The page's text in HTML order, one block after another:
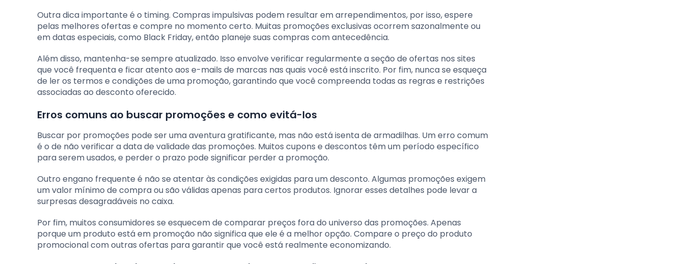
Outra dica importante é o timing. Compras impulsivas podem resultar em arrependimentos, por isso, espere
pelas melhores ofertas e compre no momento certo. Muitas promoções exclusivas ocorrem sazonalmente ou
em datas especiais, como Black Friday, então planeje suas compras com antecedência.
Além disso, mantenha-se sempre atualizado. Isso envolve verificar regularmente a seção de ofertas nos sites
que você frequenta e ficar atento aos e-mails de marcas nas quais você está inscrito. Por fim, nunca se esqueça
de ler os termos e condições de uma promoção, garantindo que você compreenda todas as regras e restrições
associadas ao desconto oferecido.
Erros comuns ao buscar promoções e como evitá-los
Buscar por promoções pode ser uma aventura gratificante, mas não está isenta de armadilhas. Um erro comum
é o de não verificar a data de validade das promoções. Muitos cupons e descontos têm um período específico
para serem usados, e perder o prazo pode significar perder a promoção.
Outro engano frequente é não se atentar às condições exigidas para um desconto. Algumas promoções exigem
um valor mínimo de compra ou são válidas apenas para certos produtos. Ignorar esses detalhes pode levar a
surpresas desagradáveis no caixa.
Por fim, muitos consumidores se esquecem de comparar preços fora do universo das promoções. Apenas
porque um produto está em promoção não significa que ele é a melhor opção. Compare o preço do produto
promocional com outras ofertas para garantir que você está realmente economizando.